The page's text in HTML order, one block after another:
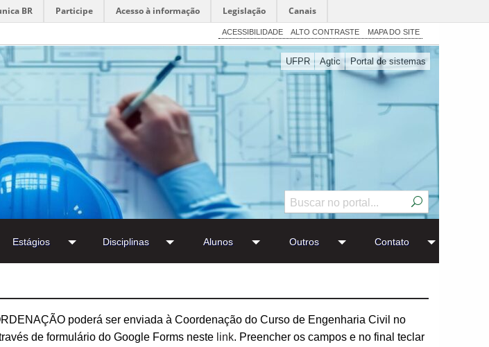
BR Participe Acesso à informação Legislação Canais
ACESSIBILIDADE ALTO CONTRASTE MAPA DO SITE
UFPR Agtic Portal de sistemas
Estágios Disciplinas Alunos Outros Contato
poderá ser enviada à Coordenação do Curso de Engenharia Civil no
de formulário do Google Forms neste link. Preencher os campos e no final teclar